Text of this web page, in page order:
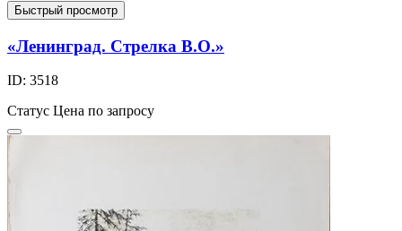
Быстрый просмотр
«Ленинград. Стрелка В.О.»
ID: 3518
Статус Цена по запросу